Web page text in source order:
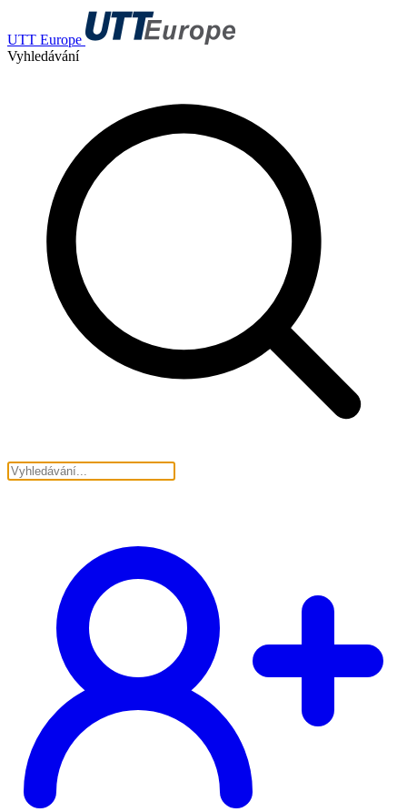
UTT Europe
Vyhledávání